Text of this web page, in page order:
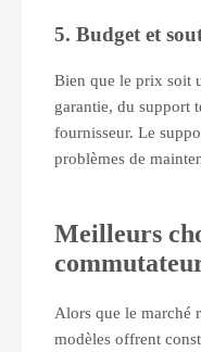
5. Budget et
Bien que le prix soit
garantie, du support
fournisseur. Le
problèmes de
Meilleurs
Alors que le marché
modèles offrent